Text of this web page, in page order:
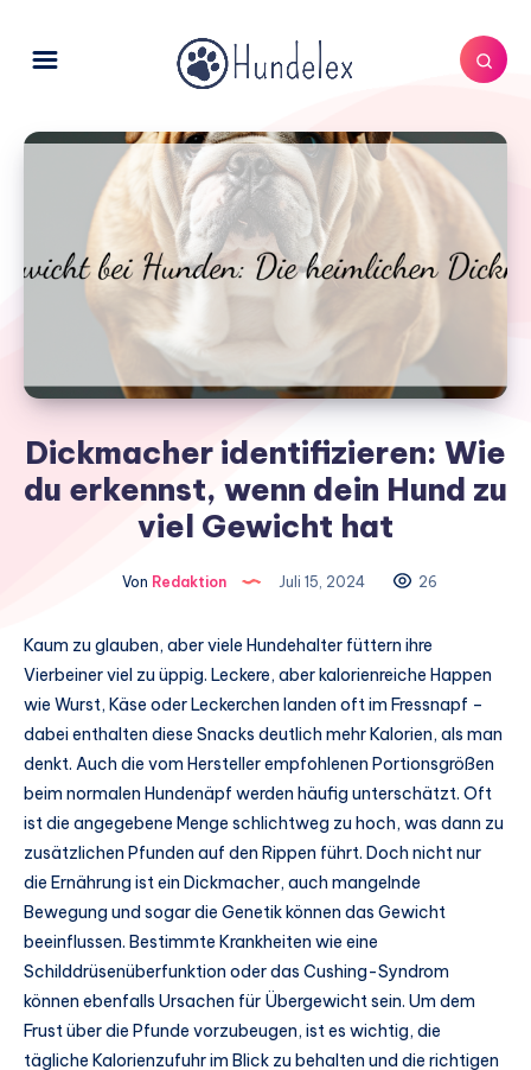
Dickmacher identifizieren: Wie
du erkennst, wenn dein Hund zu
viel Gewicht hat
Von Redaktion Juli 15, 2024 26
Kaum zu glauben, aber viele Hundehalter füttern ihre
Vierbeiner viel zu üppig. Leckere, aber kalorienreiche Happen
wie Wurst, Käse oder Leckerchen landen oft im Fressnapf –
dabei enthalten diese Snacks deutlich mehr Kalorien, als man
denkt. Auch die vom Hersteller empfohlenen Portionsgrößen
beim normalen Hundenäpf werden häufig unterschätzt. Oft
ist die angegebene Menge schlichtweg zu hoch, was dann zu
zusätzlichen Pfunden auf den Rippen führt. Doch nicht nur
die Ernährung ist ein Dickmacher, auch mangelnde
Bewegung und sogar die Genetik können das Gewicht
beeinflussen. Bestimmte Krankheiten wie eine
Schilddrüsenüberfunktion oder das Cushing-Syndrom
können ebenfalls Ursachen für Übergewicht sein. Um dem
Frust über die Pfunde vorzubeugen, ist es wichtig, die
tägliche Kalorienzufuhr im Blick zu behalten und die richtigen